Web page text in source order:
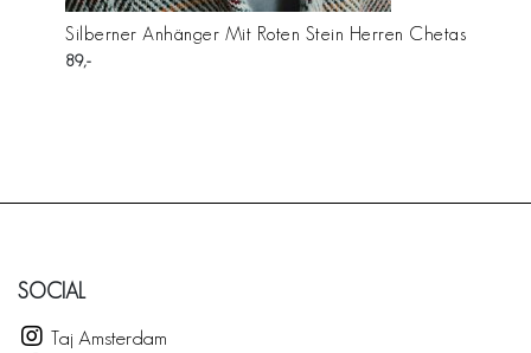
Silberner Anhänger Mit Roten Stein Herren Chetas
89
SOCIAL
Taj Amsterdam